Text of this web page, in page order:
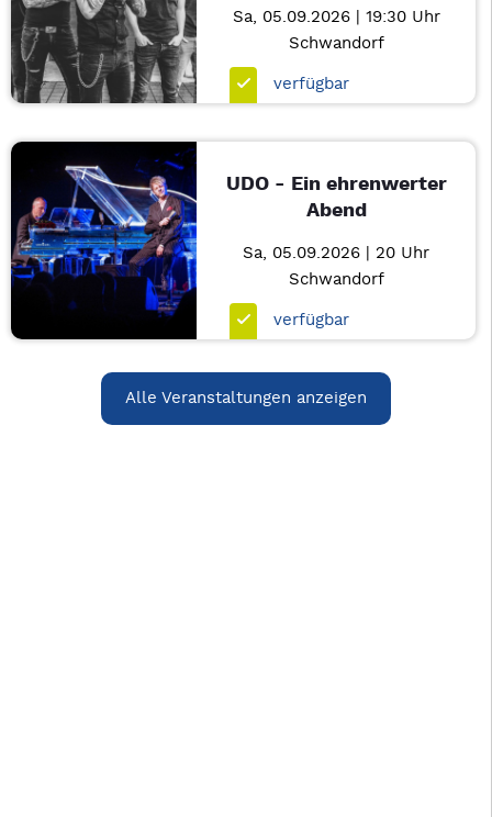
Sa, 05.09.2026 | 19:30 Uhr
Schwandorf
verfügbar
UDO - Ein ehrenwerter
Abend
Sa, 05.09.2026 | 20 Uhr
Schwandorf
verfügbar
Alle Veranstaltungen anzeigen